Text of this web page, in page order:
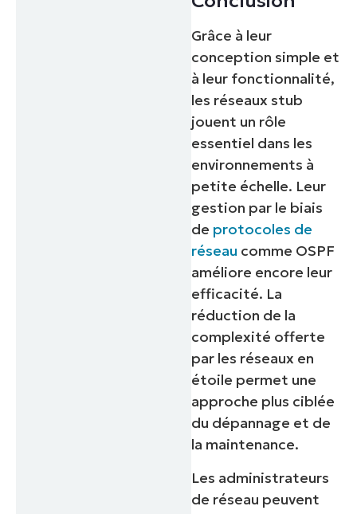
Grâce à leur
conception simple et
à leur fonctionnalité,
les réseaux stub
jouent un rôle
essentiel dans les
environnements à
petite échelle. Leur
gestion par le biais
de protocoles de
réseau comme OSPF
améliore encore leur
efficacité. La
réduction de la
complexité offerte
par les réseaux en
étoile permet une
approche plus ciblée
du dépannage et de
la maintenance.
Les administrateurs
de réseau peuvent
Commencez votre essai de 14 jours
Pas de carte de crédit requise, accès complet à
toutes les fonctionnalités.